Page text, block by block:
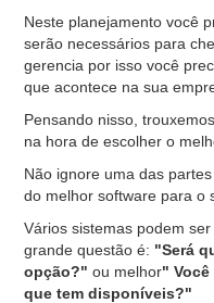
Neste planejamento você
serão necessários para
gerencia por isso você
que acontece na sua
Pensando nisso,
na hora de escolher o
Não ignore uma das
do melhor software para o
Vários sistemas podem
grande questão é: "Será
opção?"ou melhor"
que tem disponíveis?"